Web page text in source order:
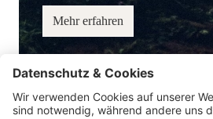
Mehr erfahren
Service-Hotline